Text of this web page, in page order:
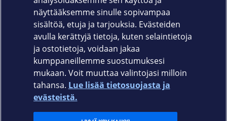
650-1829
Elisa.fi
näyttääksemme sinulle sopivampaa
sisältöä, etuja ja tarjouksia. Evästeiden
avulla kerättyjä tietoja, kuten selaintietoja
ja ostotietoja, voidaan jakaa
kumppaneillemme suostumuksesi
mukaan. Voit muuttaa valintojasi milloin
tahansa. Lue lisää tietosuojasta ja
evästeistä.